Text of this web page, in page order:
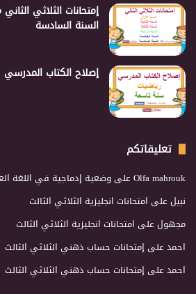
إمتحانات الثلاثي
السنة السادسة
إصلاح الكتاب المدرسي
تعليقاتكم
Olfa mahroukعلى وضعية إدماجية في اللغة
نبيلعلى امتحانات انجليزية الثلاثي الثالث
مجهولعلى امتحانات انجليزية الثلاثي الثالث
احمدعلى إمتحانات حساب ذهني الثلاثي الثالث
احمدعلى إمتحانات حساب ذهني الثلاثي الثالث